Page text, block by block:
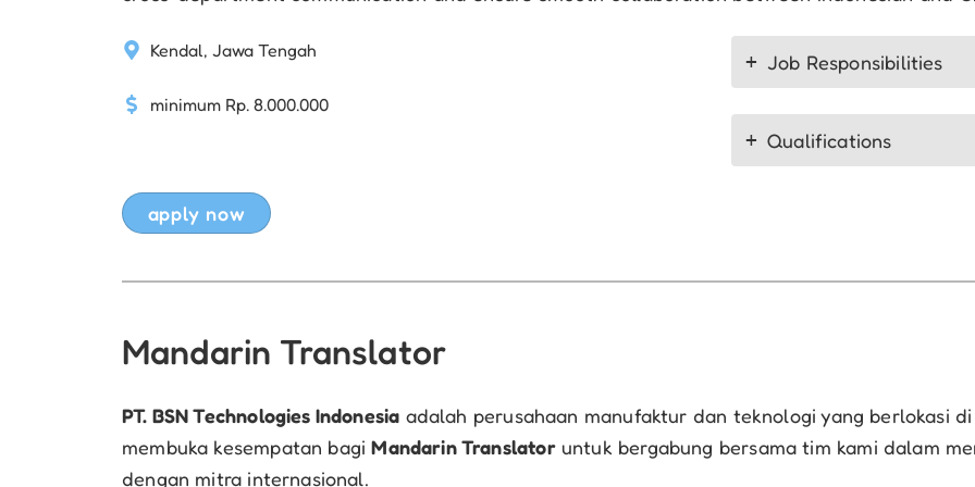
Kendal, Jawa Tengah
minimum Rp. 8.000.000
Job Responsibilities
Qualifications
apply now
Mandarin Translator
PT. BSN Technologies Indonesia adalah perusahaan manufaktur dan teknologi yang berlokasi
membuka kesempatan bagiMandarin Translatoruntuk bergabung bersama tim kami dalam
dengan mitra internasional.